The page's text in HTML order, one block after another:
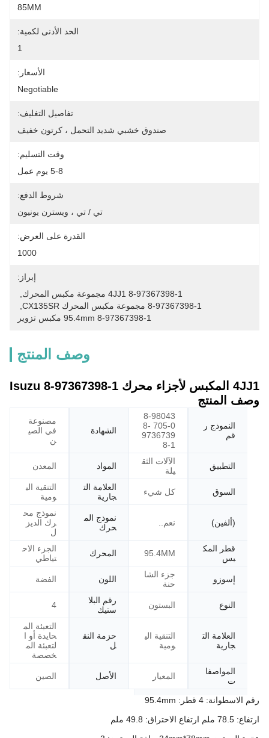
85MM
الحد الأدنى لكمية:
1
الأسعار:
Negotiable
تفاصيل التغليف:
صندوق خشبي شديد التحمل ، كرتون خفيف
وقت التسليم:
5-8 يوم عمل
شروط الدفع:
تي / تي ، ويسترن يونيون
القدرة على العرض:
1000
إبراز:
8-97367398-1 4JJ1 مجموعة مكبس المحرك
8-97367398-1 مجموعة مكبس المحرك CX135SR
8-97367398-1 95.4mm مكبس تزوير
وصف المنتج
4JJ1 المكبس لأجزاء محرك Isuzu 8-97367398-1
وصف المنتج
النموذج ر
قم
8-98043
705-0 8-
9736739
8-1
الشهادة
مصنوعة
في الصي
ن
التطبيق
الآلات الثق
يلة
المواد المعدن
السوق كل شيء
العلامة الت
جارية
التنقية الي
ومية
(ألفين) نعم..
نموذج الم
حرك
نموذج مح
رك الديز
ل
قطر المك
بس
95.4MM المحرك
الجزء الاح
تياطي
إسوزو
جزء الشا
حنة
اللون الفضة
النوع البستون
رقم البلا
ستيك
4
العلامة الت
جارية
التنقية الي
ومية
حزمة النق
ل
التعبئة الم
حايدة أو ا
لتعبئة الم
خصصة
المواصفا
ت
المعيار الأصل الصين
رقم الاسطوانة: 4 قطر: 95.4mm
ارتفاع: 78.5 ملم ارتفاع الاحتراق: 49.8 ملم